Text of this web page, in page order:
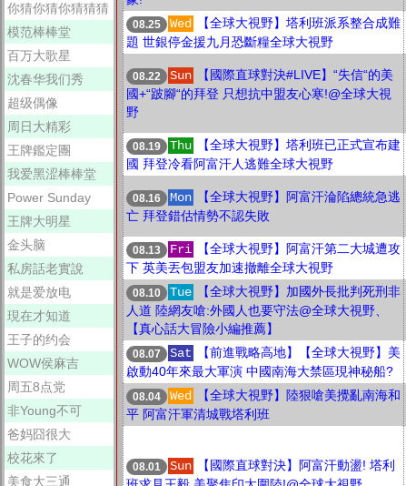
你猜你猜你猜猜猜
模范棒棒堂
百万大歌星
沈春华我们秀
超级偶像
周日大精彩
王牌鑑定團
我爱黑涩棒棒堂
Power Sunday
王牌大明星
金头脑
私房話老實說
就是爱放电
現在才知道
王子的约会
WOW侯麻吉
周五8点党
非Young不可
爸妈囧很大
校花來了
美食大三通
08.25 Wed
【全球大視野】塔利班派系整合成難
題 世銀停金援九月恐斷糧全球大視野
08.22 Sun
【國際直球對決#LIVE】“失信“的美
國+“跛腳“的拜登 只想抗中盟友心寒!@全球大視
野
08.19 Thu
【全球大視野】塔利班已正式宣布建
國 拜登冷看阿富汗人逃難全球大視野
08.16 Mon
【全球大視野】阿富汗淪陷總統急逃
亡 拜登錯估情勢不認失敗
08.13 Fri
【全球大視野】阿富汗第二大城遭攻
下 英美丟包盟友加速撤離全球大視野
08.10 Tue
【全球大視野】加國外長批判死刑非
人道 陸網友嗆:外國人也要守法@全球大視野、
【真心話大冒險小編推薦】
08.07 Sat
【前進戰略高地】【全球大視野】美
啟動40年來最大軍演 中國南海大禁區現神秘船?
08.04 Wed
【全球大視野】陸狠嗆美攪亂南海和
平 阿富汗軍清城戰塔利班
08.01 Sun
【國際直球對決】阿富汗動盪! 塔利